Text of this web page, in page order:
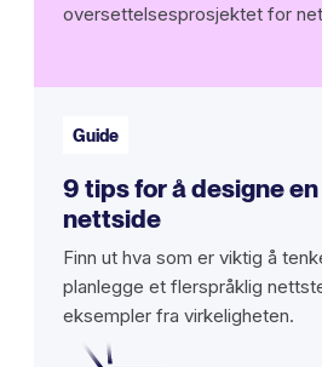
oversettelsesprosjektet for
Guide
9 tips for å designe
nettside
Finn ut hva som er viktig å
planlegge et flerspråklig
eksempler fra virkeligheten.